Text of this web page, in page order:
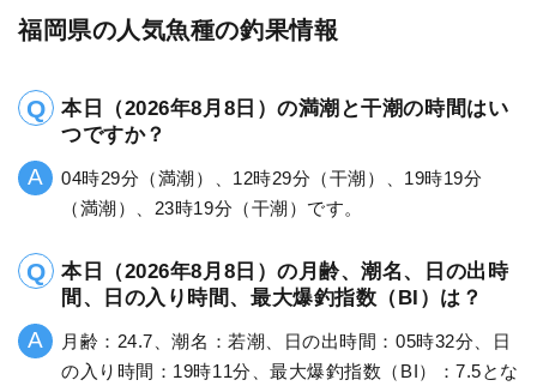
福岡県の人気魚種の釣果情報
本日（2026年8月8日）の満潮と干潮の時間はい
つですか？
04時29分（満潮）、12時29分（干潮）、19時19分
（満潮）、23時19分（干潮）です。
本日（2026年8月8日）の月齢、潮名、日の出時
間、日の入り時間、最大爆釣指数（BI）は？
月齢：24.7、潮名：若潮、日の出時間：05時32分、日
の入り時間：19時11分、最大爆釣指数（BI）：7.5とな